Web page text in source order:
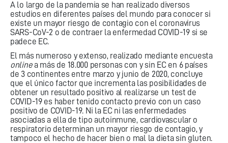
A lo largo de la pandemia se han realizado diversos
estudios en diferentes países del mundo para conocer si
existe un mayor riesgo de contagio con el coronavirus
SARS-CoV-2 o de contraer la enfermedad COVID-19 si se
padece EC.
El más numeroso y extenso, realizado mediante encuesta
onlinea más de 18.000 personas con y sin EC en 6 países
de 3 continentes entre marzo y junio de 2020, concluye
que el único factor que incrementa las posibilidades de
obtener un resultado positivo al realizarse un test de
COVID-19 es haber tenido contacto previo con un caso
positivo de COVID-19. Ni la EC ni las enfermedades
asociadas a ella de tipo autoinmune, cardiovascular o
respiratorio determinan un mayor riesgo de contagio, y
tampoco el hecho de hacer bien o mal la dieta sin gluten.